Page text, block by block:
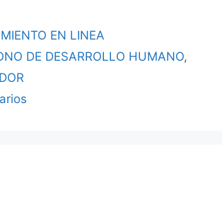
EN LINEA
DE DESARROLLO HUMANO,